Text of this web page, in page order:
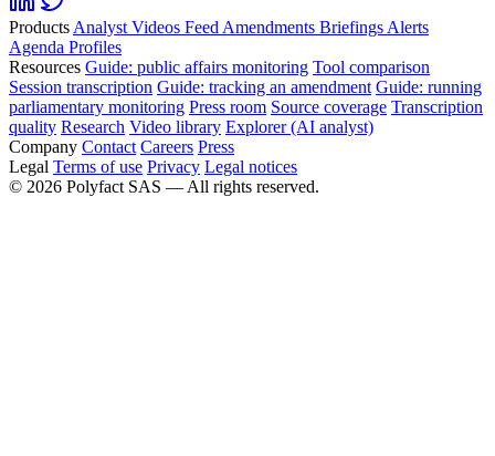
Products Analyst Videos Feed Amendments Briefings Alerts
Agenda Profiles
Resources Guide: public affairs monitoring Tool comparison
Session transcription Guide: tracking an amendment Guide: running
parliamentary monitoring Press room Source coverage Transcription
quality Research Video library Explorer (AI analyst)
Company Contact Careers Press
Legal Terms of use Privacy Legal notices
© 2026 Polyfact SAS — All rights reserved.